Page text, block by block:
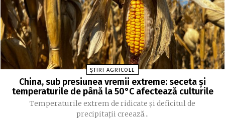
ȘTIRI AGRICOLE
China, sub presiunea vremii extreme: seceta și
temperaturile de până la 50°C afectează culturile
Temperaturile extrem de ridicate și deficitul de
precipitații creează...